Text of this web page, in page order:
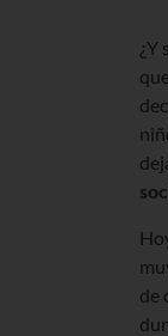
¿Y
de